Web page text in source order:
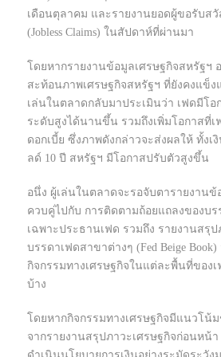
เดือนตุลาคม และรายงานยอดผู้ขอรับสวั
(Jobless Claims) ในสัปดาห์ที่ผ่านมา
โดยหากรายงานข้อมูลเศรษฐกิจสหรัฐฯ
สะท้อนภาพเศรษฐกิจสหรัฐฯ ที่ยังคงแข็ง
เล่นในตลาดกลับมาประเมินว่า เฟดมีโอ
ระดับสูงได้นานขึ้น รวมถึงเพิ่มโอกาสที่
ดอกเบี้ย ซึ่งภาพดังกล่าวจะส่งผลให้ ทั้ง
ลด์ 10 ปี สหรัฐฯ มีโอกาสปรับตัวสูงขึ้น
อนึ่ง ผู้เล่นในตลาดจะรอจับตารายงานข้
ควบคู่ไปกับ การติดตามถ้อยแถลงของบร
เฉพาะประธานเฟด รวมถึง รายงานสรุป
บรรดาเฟดสาขาต่างๆ (Fed Beige
กิจกรรมทางเศรษฐกิจในแต่ละพื้นที่ของ
บ้าง
โดยหากกิจกรรมทางเศรษฐกิจมีแนวโน้
จากรายงานสรุปภาวะเศรษฐกิจก่อนหน้า